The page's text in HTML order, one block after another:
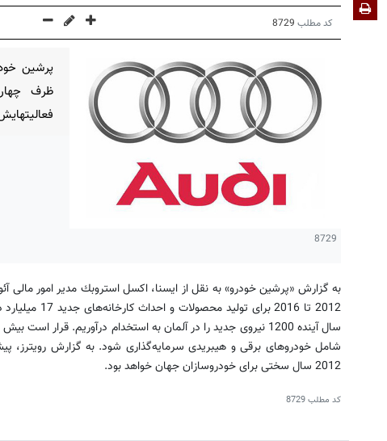
کد مطلب 8729
8729
پرشین
به گزارش «پرشین خودرو» به نقل از ایسنا، اكسل استروبك مدیر امور مالی
2012 تا 2016
شامل خودروهای برقی و هیبریدی سرمایه‌گذاری شود. به گزارش رویترز،
2012 سال سختی برای خودروسازان جهان خواهد بود.
کد مطلب8729